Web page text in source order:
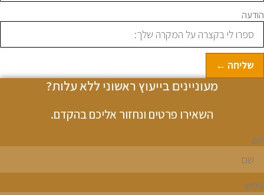
שליחה ←
מעוניינים בייעוץ ראשוני ללא עלות?
השאירו פרטים ונחזור אליכם בהקדם.